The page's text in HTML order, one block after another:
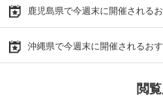
鹿児島県で今週末に開催される
沖縄県で今週末に開催されるお
閲